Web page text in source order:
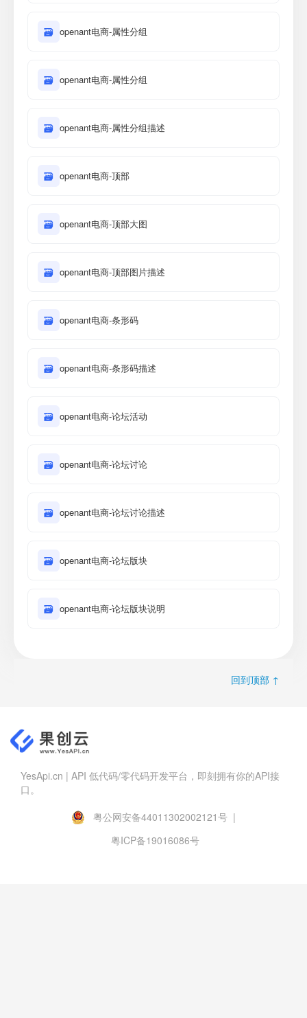
🗃 openant电商-属性分组
🗃 openant电商-属性分组
🗃 openant电商-属性分组描述
🗃 openant电商-顶部
🗃 openant电商-顶部大图
🗃 openant电商-顶部图片描述
🗃 openant电商-条形码
🗃 openant电商-条形码描述
🗃 openant电商-论坛活动
🗃 openant电商-论坛讨论
🗃 openant电商-论坛讨论描述
🗃 openant电商-论坛版块
🗃 openant电商-论坛版块说明
回到顶部 ↑
YesApi.cn | API 低代码/零代码开发平台，即刻拥有你的API接
口。
粤公网安备44011302002121号 |
粤ICP备19016086号